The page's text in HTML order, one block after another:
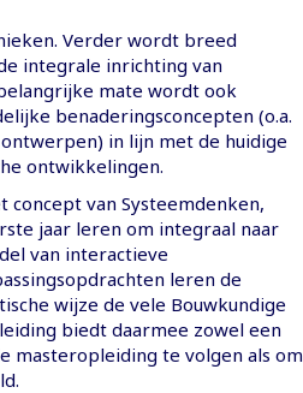
Verder wordt breed
integrale inrichting van
mate wordt ook
benaderingsconcepten (o.a.
in lijn met de huidige
ontwikkelingen.
concept van Systeemdenken,
jaar leren om integraal naar
van interactieve
leren de
wijze de vele Bouwkundige
biedt daarmee zowel een
masteropleiding te volgen als om